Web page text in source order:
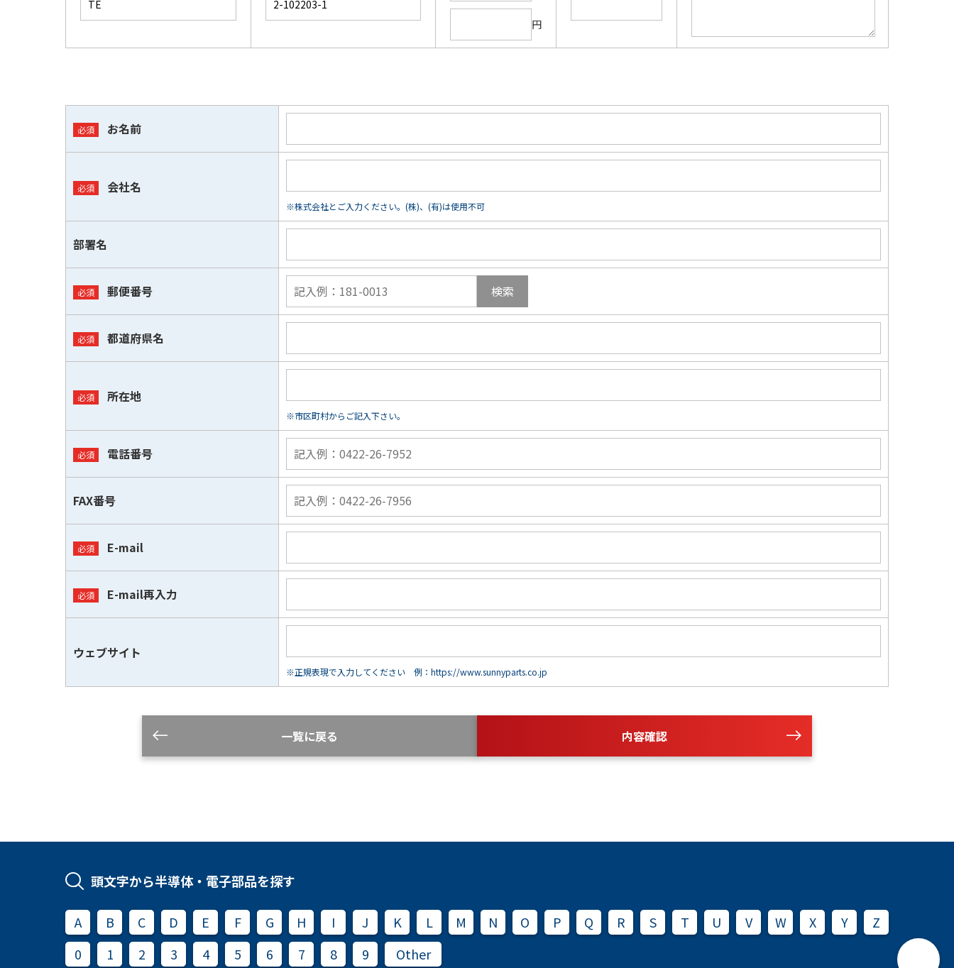
円
お名前
会社名
※株式会社とご入力ください。(株)、(有)は使用不可
部署名
郵便番号 検索
都道府県名
所在地
※市区町村からご記入下さい。
電話番号
FAX番号
E-mail
E-mail再入力
ウェブサイト
※正規表現で入力してください 例：https://www.sunnyparts.co.jp
一覧に戻る 内容確認
頭文字から半導体・電子部品を探す
A B C D E F G H I J K L M N O P Q R S T U V W X Y
Z
0
1 2 3 4 5 6 7 8 9 Other